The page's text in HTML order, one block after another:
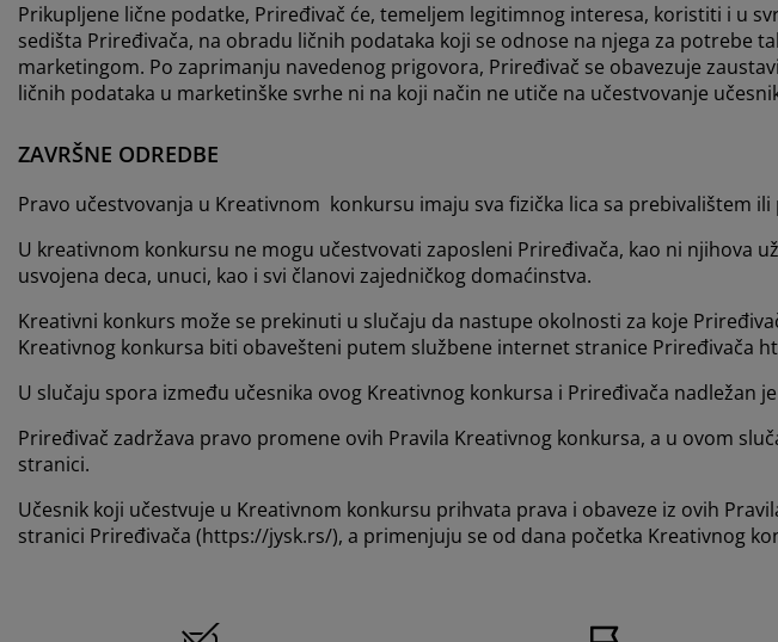
Prikupljene lične podatke, Priređivač će, temeljem legitimnog interesa, koristiti i u
sedišta Priređivača, na obradu ličnih podataka koji se odnose na njega za potrebe
marketingom. Po zaprimanju navedenog prigovora, Priređivač se obavezuje
ličnih podataka u marketinške svrhe ni na koji način ne utiče na učestvovanje
ZAVRŠNE ODREDBE
Pravo učestvovanja u Kreativnom konkursu imaju sva fizička lica sa prebivalištem
U kreativnom konkursu ne mogu učestvovati zaposleni Priređivača, kao ni njihova
usvojena deca, unuci, kao i svi članovi zajedničkog domaćinstva.
Kreativni konkurs može se prekinuti u slučaju da nastupe okolnosti za koje
Kreativnog konkursa biti obavešteni putem službene internet stranice Priređivača
U slučaju spora između učesnika ovog Kreativnog konkursa i Priređivača nadležan
Priređivač zadržava pravo promene ovih Pravila Kreativnog konkursa, a u ovom
stranici.
Učesnik koji učestvuje u Kreativnom konkursu prihvata prava i obaveze iz ovih
stranici Priređivača (https://jysk.rs/), a primenjuju se od dana početka Kreativnog